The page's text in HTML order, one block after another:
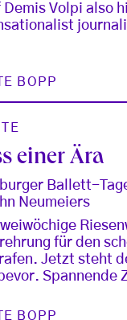
Demis Volpi also
BOPP
einer Ära
Ballett-
Neumeiers
für den
Jetzt steht
Spannende
BOPP